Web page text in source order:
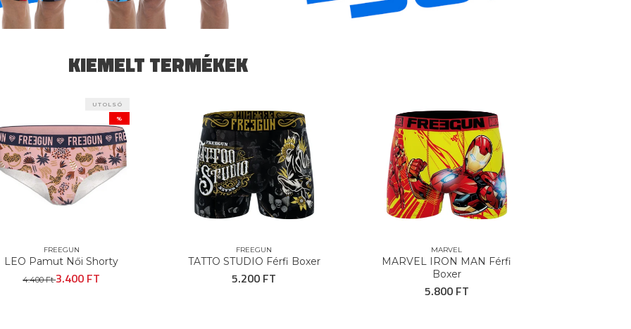
KIEMELT TERMÉKEK
UTOLSÓ
%
FREEGUN
LEO Pamut Női Shorty
4.400 Ft3.400 FT
FREEGUN
TATTO STUDIO Férfi Boxer
5.200 FT
MARVEL
MARVEL IRON MAN Férfi
Boxer
5.800 FT